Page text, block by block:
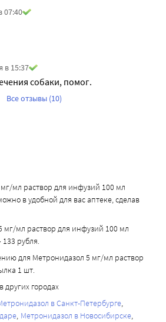
данные:
Т на электрокардиограмме.
лактадегидрогеназы,
07:40
в 15:37
собаки, помог.
Все отзывы (10)
мл раствор для инфузий 100 мл
в удобной для вас аптеке, сделав
мг/мл раствор для инфузий 100 мл
рубля.
для Метронидазол 5 мг/мл раствор
1 шт.
городах
в Санкт-Петербурге
Метронидазол в Новосибирске